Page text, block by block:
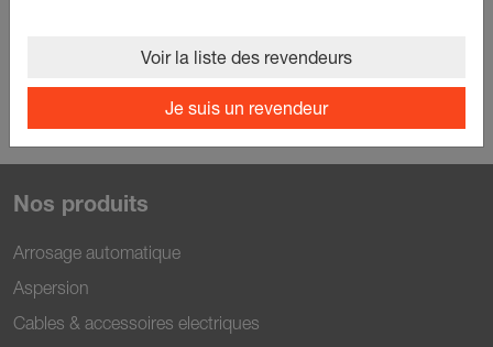
Affichage de 1 à 1 sur 1 résultats
Nos produits
Arrosage automatique
Aspersion
Cables & accessoires electriques
Voir la liste des revendeurs
Je suis un revendeur